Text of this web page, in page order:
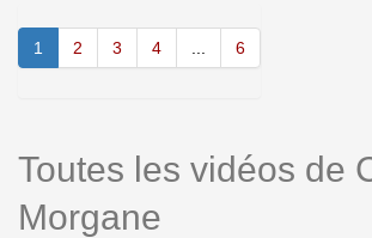
1 2 3 4 6
Toutes les vidéos de
Morgane